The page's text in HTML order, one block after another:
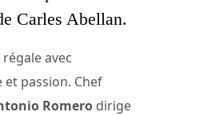
Carles Abellan.
avec
passion. Chef
Romero dirige